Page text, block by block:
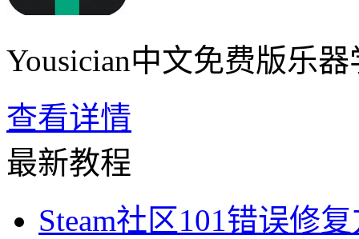
Yousician中文免费版乐
查看详情
最新教程
Steam社区101错误修